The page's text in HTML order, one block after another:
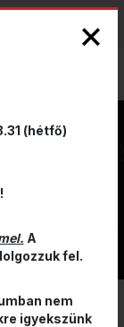
HUN
(hétfő)
A
fel.
nem
igyekszünk